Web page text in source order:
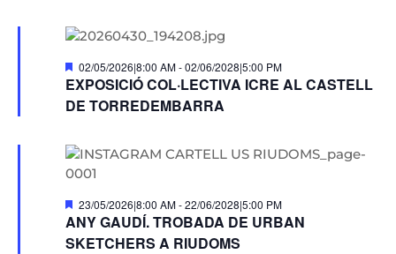
EXPOSICIÓ COL·LECTIVA ICRE AL CASTELL
DE TORREDEMBARRA
Destacats
02/05/2026|8:00 AM-02/06/2028|5:00 PM
ANY GAUDÍ. TROBADA DE URBAN
SKETCHERS A RIUDOMS
Destacats
23/05/2026|8:00 AM-22/06/2028|5:00 PM